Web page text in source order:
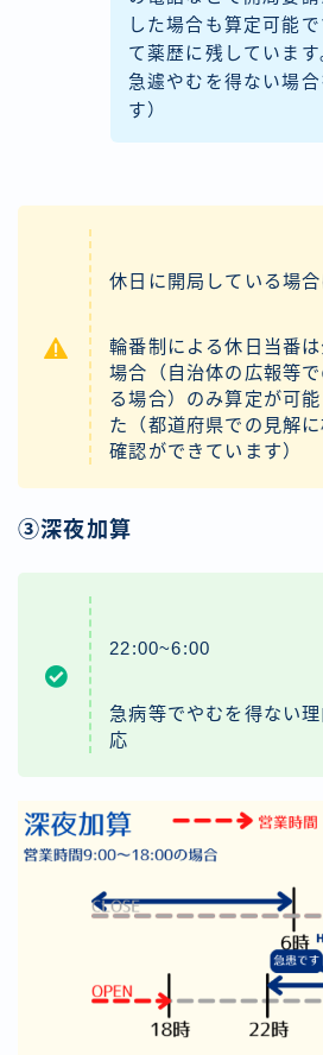
した場合も算定可能
て薬歴に残していま
急遽やむを得ない場
す）
休日に開局している場
輪番制による休日当番
場合（自治体の広報等
る場合）のみ算定が可
た（都道府県での見解
確認ができています）
③深夜加算
22:00~6:00
急病等でやむを得ない
応